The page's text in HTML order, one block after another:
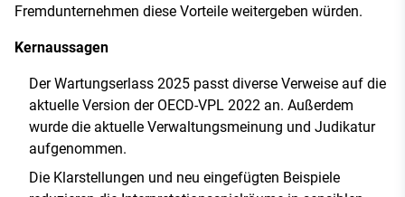
Fremdunternehmen diese Vorteile weitergeben würden.
Kernaussagen
Der Wartungserlass 2025 passt diverse Verweise auf die
aktuelle Version der OECD-VPL 2022 an. Außerdem
wurde die aktuelle Verwaltungsmeinung und Judikatur
aufgenommen.
Die Klarstellungen und neu eingefügten Beispiele